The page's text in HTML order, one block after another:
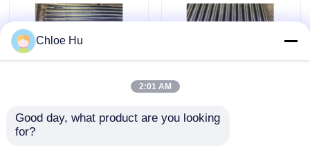
মামলা
উদ্ধৃতির জন্য আবেদন
কারখানা পাইকারি Borehole
Chloe Hu
2:01 AM
Good day, what product are you looking
for?